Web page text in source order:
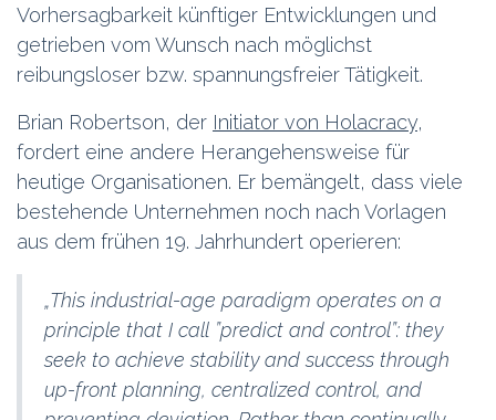
Vorhersagbarkeit künftiger Entwicklungen und
getrieben vom Wunsch nach möglichst
reibungsloser bzw. spannungsfreier Tätigkeit.
Brian Robertson, der Initiator von Holacracy,
fordert eine andere Herangehensweise für
heutige Organisationen. Er bemängelt, dass viele
bestehende Unternehmen noch nach Vorlagen
aus dem frühen 19. Jahrhundert operieren:
„This industrial-age paradigm operates on a
principle that I call ”predict and control”: they
seek to achieve stability and success through
up-front planning, centralized control, and